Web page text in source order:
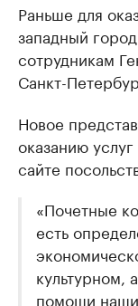
Раньше для
западный
сотрудникам
Санкт-
Новое
оказанию
сайте
«Почетные
есть
культурном,
помощи